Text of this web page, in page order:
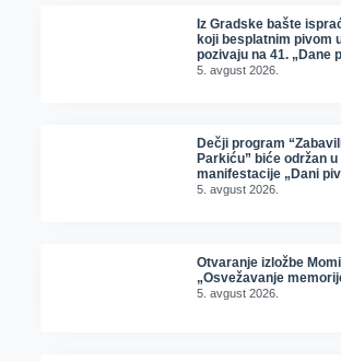
Iz Gradske bašte
koji besplatnim pivom
pozivaju na 41. „Dane
5. avgust 2026.
Dečji program
Parkiću” biće održan
manifestacije „Dani
5. avgust 2026.
Otvaranje izložbe
„Osvežavanje
5. avgust 2026.